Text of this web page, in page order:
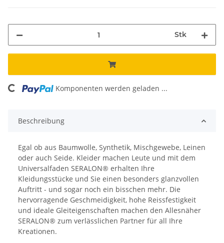
Stk
Komponenten werden geladen ...
Beschreibung
Egal ob aus Baumwolle, Synthetik, Mischgewebe, Leinen
oder auch Seide. Kleider machen Leute und mit dem
Universalfaden SERALON® erhalten Ihre
Kleidungsstücke und Sie einen besonders glanzvollen
Auftritt - und sogar noch ein bisschen mehr. Die
hervorragende Geschmeidigkeit, hohe Reissfestigkeit
und ideale Gleiteigenschaften machen den Allesnäher
SERALON® zum verlässlichen Partner für all Ihre
Kreationen.